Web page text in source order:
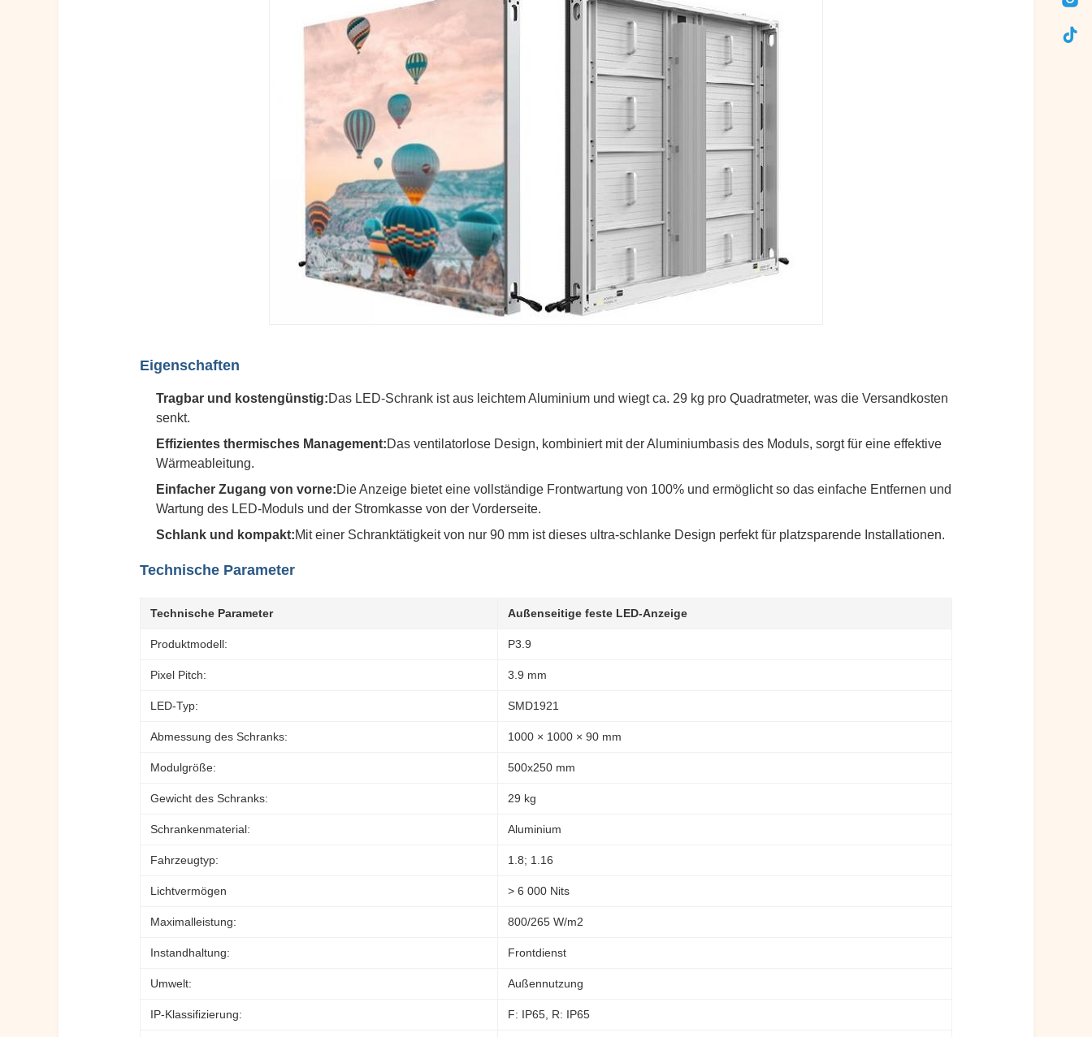
Eigenschaften
Tragbar und kostengünstig:Das LED-Schrank ist aus leichtem Aluminium und wiegt ca. 29 kg pro Quadratmeter, was die Versandkosten
senkt.
Effizientes thermisches Management:Das ventilatorlose Design, kombiniert mit der Aluminiumbasis des Moduls, sorgt für eine effektive
Wärmeableitung.
Einfacher Zugang von vorne:Die Anzeige bietet eine vollständige Frontwartung von 100% und ermöglicht so das einfache Entfernen und
Wartung des LED-Moduls und der Stromkasse von der Vorderseite.
Schlank und kompakt:Mit einer Schranktätigkeit von nur 90 mm ist dieses ultra-schlanke Design perfekt für platzsparende Installationen.
Technische Parameter
Technische Parameter Außenseitige feste LED-Anzeige
Produktmodell: P3.9
Pixel Pitch: 3.9 mm
LED-Typ: SMD1921
Abmessung des Schranks: 1000 × 1000 × 90 mm
Modulgröße: 500x250 mm
Gewicht des Schranks: 29 kg
Schrankenmaterial: Aluminium
Fahrzeugtyp: 1.8; 1.16
Lichtvermögen > 6 000 Nits
Maximalleistung: 800/265 W/m2
Instandhaltung: Frontdienst
Umwelt: Außennutzung
IP-Klassifizierung: F: IP65, R: IP65